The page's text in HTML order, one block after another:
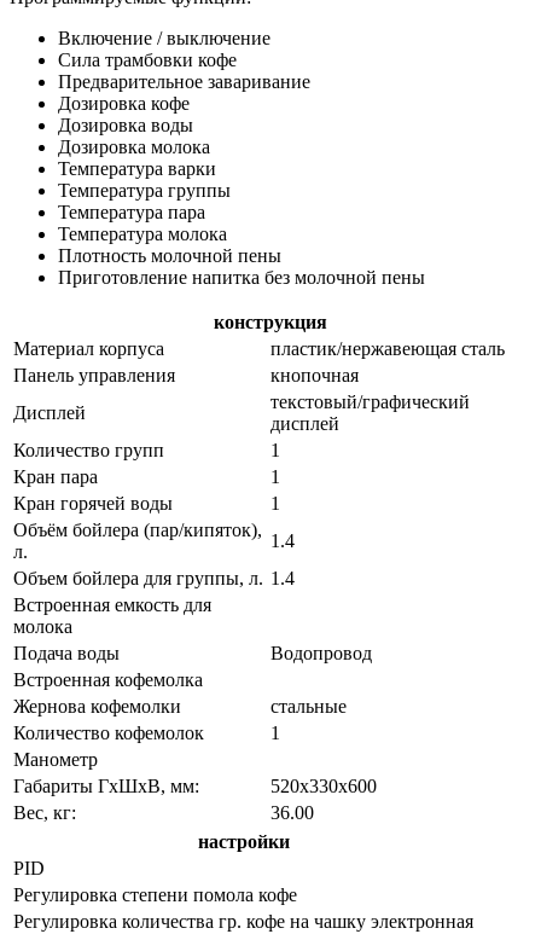
Включение / выключение
Сила трамбовки кофе
Предварительное заваривание
Дозировка кофе
Дозировка воды
Дозировка молока
Температура варки
Температура группы
Температура пара
Температура молока
Плотность молочной пены
Приготовление напитка без молочной пены
конструкция
Материал корпуса
пластик/нержавеющая сталь
Панель управления
кнопочная
Дисплей
текстовый/графический
дисплей
Количество групп
1
Кран пара
1
Кран горячей воды
1
Объём бойлера (пар/кипяток),
л.
1.4
Объем бойлера для группы, л. 1.4
Встроенная емкость для
молока
Подача воды
Водопровод
Встроенная кофемолка
Жернова кофемолки
стальные
Количество кофемолок
1
Манометр
Габариты ГхШхВ, мм:
520х330х600
Вес, кг:
36.00
настройки
PID
Регулировка степени помола кофе
Регулировка количества гр. кофе на чашку электронная